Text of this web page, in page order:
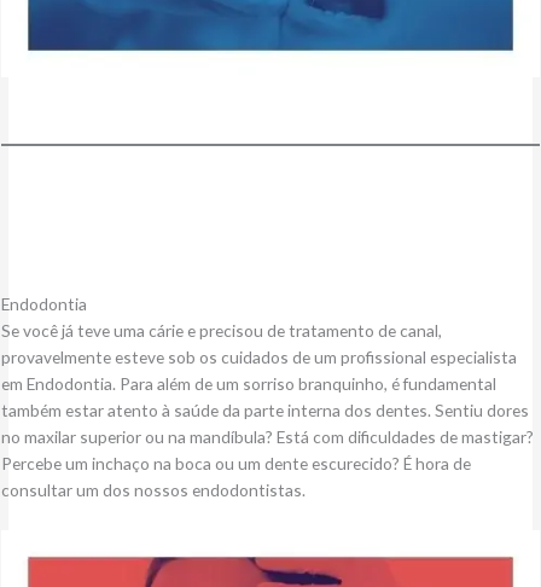
Endodontia
Se você já teve uma cárie e precisou de tratamento de canal,
provavelmente esteve sob os cuidados de um profissional especialista
em Endodontia. Para além de um sorriso branquinho, é fundamental
também estar atento à saúde da parte interna dos dentes. Sentiu dores
no maxilar superior ou na mandíbula? Está com dificuldades de mastigar?
Percebe um inchaço na boca ou um dente escurecido? É hora de
consultar um dos nossos endodontistas.